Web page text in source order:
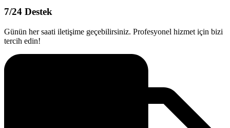
7/24 Destek
Günün her saati iletişime geçebilirsiniz. Profesyonel hizmet için bizi
tercih edin!